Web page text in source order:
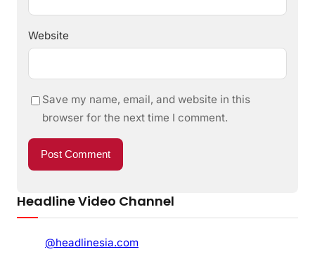
Website
Save my name, email, and website in this
browser for the next time I comment.
Headline Video Channel
@headlinesia.com